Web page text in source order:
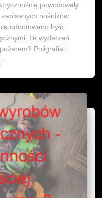
powodowały
nośników
odnotowano było
Ile wydarzeń
Poligrafia i